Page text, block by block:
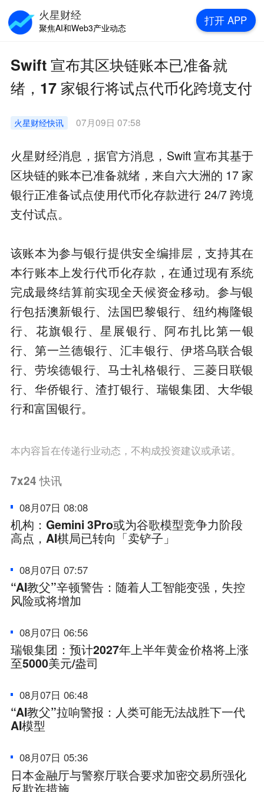
Swift 宣布其区块链账本已准备就
绪，17 家银行将试点代币化跨境支付
火星财经快讯 07月09日 07:58
火星财经消息，据官方消息，Swift 宣布其基于
区块链的账本已准备就绪，来自六大洲的 17 家
银行正准备试点使用代币化存款进行 24/7 跨境
支付试点。
该账本为参与银行提供安全编排层，支持其在
本行账本上发行代币化存款，在通过现有系统
完成最终结算前实现全天候资金移动。参与银
行包括澳新银行、法国巴黎银行、纽约梅隆银
行、花旗银行、星展银行、阿布扎比第一银
行、第一兰德银行、汇丰银行、伊塔乌联合银
行、劳埃德银行、马士礼格银行、三菱日联银
行、华侨银行、渣打银行、瑞银集团、大华银
行和富国银行。
本内容旨在传递行业动态，不构成投资建议或承诺。
7x24快讯
08月07日 08:08
机构：Gemini 3Pro或为谷歌模型竞争力阶段
高点，AI棋局已转向「卖铲子」
08月07日 07:57
“AI教父”辛顿警告：随着人工智能变强，失控
风险或将增加
08月07日 06:56
瑞银集团：预计2027年上半年黄金价格将上涨
至5000美元/盎司
08月07日 06:48
“AI教父”拉响警报：人类可能无法战胜下一代
AI模型
08月07日 05:36
日本金融厅与警察厅联合要求加密交易所强化
反欺诈措施
火星财经
聚焦AI和Web3产业动态
打开 APP